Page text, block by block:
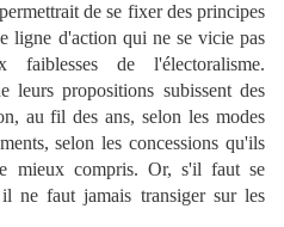
de se fixer des principes
ligne d'action qui ne se vicie pas
faiblesses de l'électoralisme.
leurs propositions subissent des
au fil des ans, selon les modes
selon les concessions qu'ils
mieux compris. Or, s'il faut se
ne faut jamais transiger sur les